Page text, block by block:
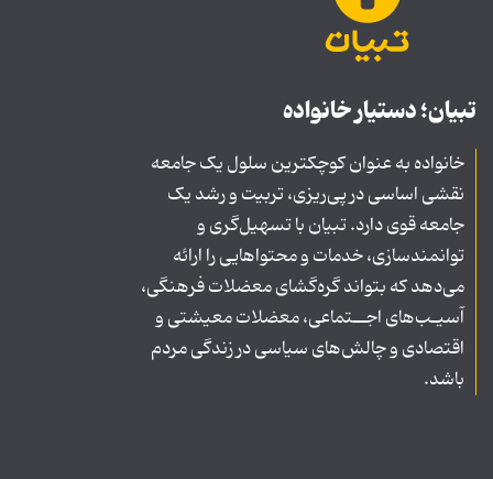
تبیان؛ دستیار خانواده
خانواده به عنوان کوچکترین سلول یک جامعه
نقشی اساسی در پی‌ریزی، تربیت و رشد یک
جامعه قوی دارد. تبیان با تسهیل‌گری و
توانمندسازی، خدمات و محتواهایی را ارائه
می‌دهد که بتواند گره‌گشای معضلات فرهنگی،
آسیـب‌های اجــتماعی، معضلات معیشتی و
اقتصادی و چالش‌های سیاسی در زندگی مردم
باشد.